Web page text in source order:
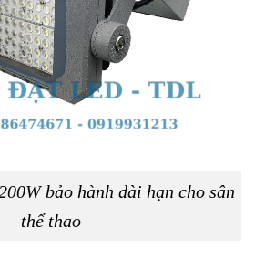
bảo hành dài hạn cho sân
thể thao